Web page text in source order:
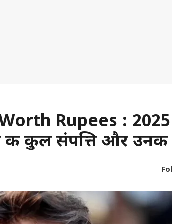
Rupees : 2025
की कुल संपत्ति और